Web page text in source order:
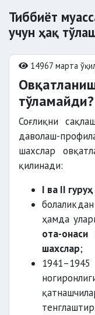
Тиббиёт
учун ҳақ
14967 марта
тўламайди?
Соғлиқни
даволаш-
шахслар
қилинади:
I ва II
ҳамда
ота-
шахслар;